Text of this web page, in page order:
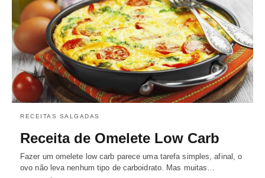
RECEITAS SALGADAS
Receita de Omelete Low Carb
Fazer um omelete low carb parece uma tarefa simples, afinal, o
ovo não leva nenhum tipo de carboidrato. Mas muitas…